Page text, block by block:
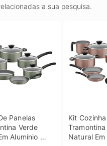
a sua pesquisa.
Panelas
Verde
Alumínio
Kit Cozinha
Natural